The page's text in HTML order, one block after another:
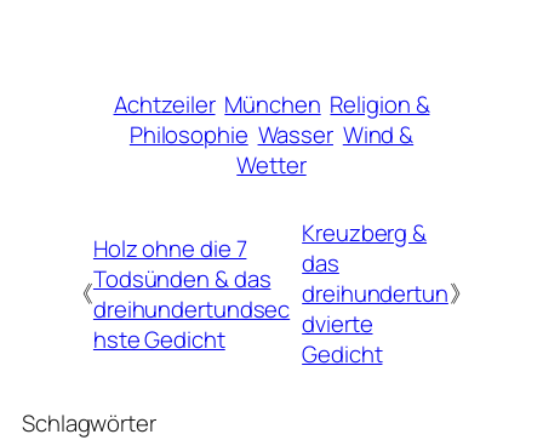
Achtzeiler München Religion &
Philosophie Wasser Wind &
Wetter
《
Holz ohne die 7
Todsünden & das
dreihundertundsec
hste Gedicht
Kreuzberg &
das
dreihundertun
dvierte
Gedicht
》
Schlagwörter